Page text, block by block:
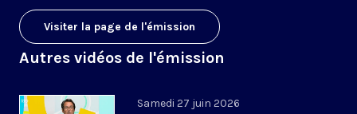
Visiter la page de l'émission
Autres vidéos de l'émission
Samedi 27 juin 2026